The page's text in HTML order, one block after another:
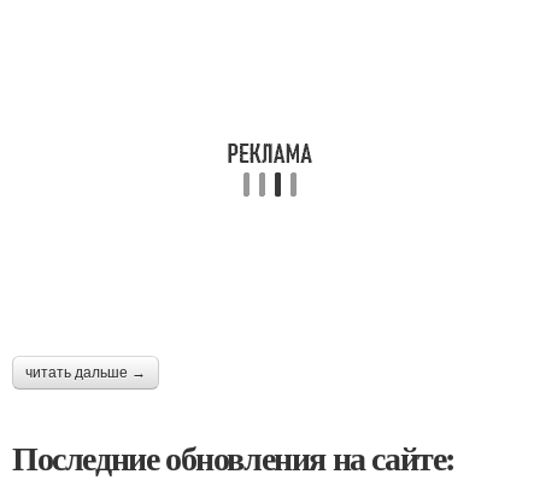
читать дальше →
Последние обновления на сайте: